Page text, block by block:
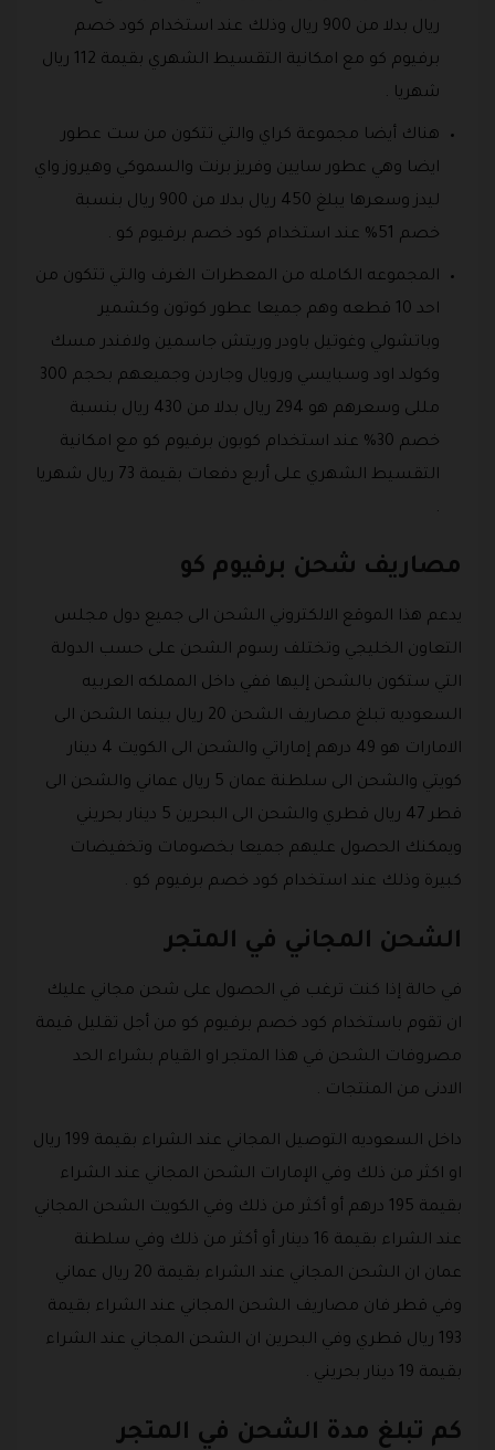
ريال بدلا من 900 ريال وذلك عند استخدام كود خصم
برفيوم كو مع امكانية التقسيط الشهري بقيمة 112 ريال
شهريا .
هناك أيضا مجموعة كراي والتي تتكون من ست عطور
ايضا وهي عطور سايين وفريز برنت والسموكي وهيروز واي
ليدز وسعرها يبلغ 450 ريال بدلا من 900 ريال بنسبة
خصم 51% عند استخدام كود خصم برفيوم كو .
المجموعه الكامله من المعطرات الغرف والتي تتكون من
احد 10 قطعه وهم جميعا عطور كوتون وكشمير
وباتشولي وغوتيل باودر وريتش جاسمين ولافندر مسك
وكولد اود وسبايسي ورويال وجاردن وجميعهم بحجم 300
مللى وسعرهم هو 294 ريال بدلا من 430 ريال بنسبة
خصم 30% عند استخدام كوبون برفيوم كو مع امكانية
التقسيط الشهري على أربع دفعات بقيمة 73 ريال شهريا
.
مصاريف شحن برفيوم كو
يدعم هذا الموقع الالكتروني الشحن الى جميع دول مجلس
التعاون الخليجي وتختلف رسوم الشحن على حسب الدولة
التي ستكون بالشحن إليها ففي داخل المملكه العربيه
السعوديه تبلغ مصاريف الشحن 20 ريال بينما الشحن الى
الامارات هو 49 درهم إماراتي والشحن الى الكويت 4 دينار
كويتي والشحن الى سلطنة عمان 5 ريال عماني والشحن الى
قطر 47 ريال قطري والشحن الى البحرين 5 دينار بحريني
ويمكنك الحصول عليهم جميعا بخصومات وتخفيضات
كبيرة وذلك عند استخدام كود خصم برفيوم كو .
الشحن المجاني في المتجر
في حالة إذا كنت ترغب في الحصول على شحن مجاني عليك
ان تقوم باستخدام كود خصم برفيوم كو من أجل تقليل قيمة
مصروفات الشحن في هذا المتجر او القيام بشراء الحد
الادنى من المنتجات .
داخل السعوديه التوصيل المجاني عند الشراء بقيمة 199 ريال
او اكثر من ذلك وفي الإمارات الشحن المجاني عند الشراء
بقيمة 195 درهم أو أكثر من ذلك وفي الكويت الشحن المجاني
عند الشراء بقيمة 16 دينار أو أكثر من ذلك وفي سلطنة
عمان ان الشحن المجاني عند الشراء بقيمة 20 ريال عماني
وفي قطر فان مصاريف الشحن المجاني عند الشراء بقيمة
193 ريال قطري وفي البحرين ان الشحن المجاني عند الشراء
بقيمة 19 دينار بحريني .
كم تبلغ مدة الشحن في المتجر